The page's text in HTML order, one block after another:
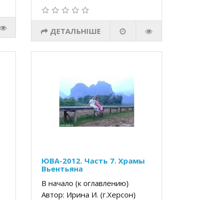
ДЕТАЛЬНІШЕ
ЮВА-2012. Часть 7. Храмы
Вьентьяна
В начало (к оглавлению)
Автор: Ирина И. (г.Херсон)